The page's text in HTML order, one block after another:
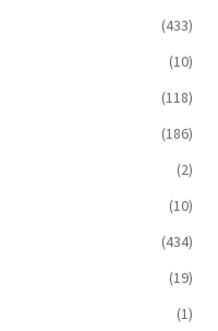
(433)
(10)
(118)
(186)
(2)
(10)
(434)
(19)
(1)